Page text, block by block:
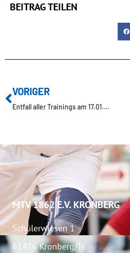
BEITRAG TEILEN
VORIGER
Entfall aller Trainings am 17.01.2024
MTV 1862 E.V. KRONBERG
Schülerwiesen 1
61476 Kronberg/Ts